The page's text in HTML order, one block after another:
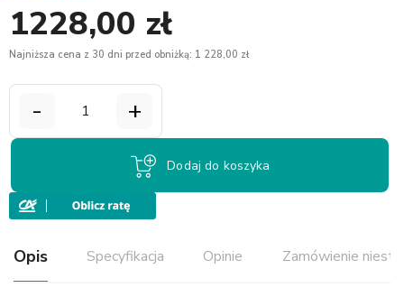
1228,00 zł
Najniższa cena z 30 dni przed obniżką: 1 228,00 zł
- +
Dodaj do koszyka
Opis Specyfikacja Opinie Zamówienie